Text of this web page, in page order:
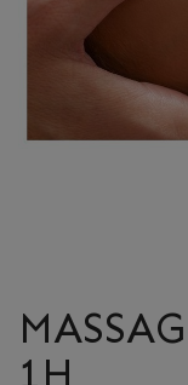
1H